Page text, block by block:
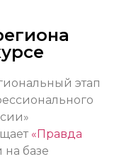
этап
«Правда
базе